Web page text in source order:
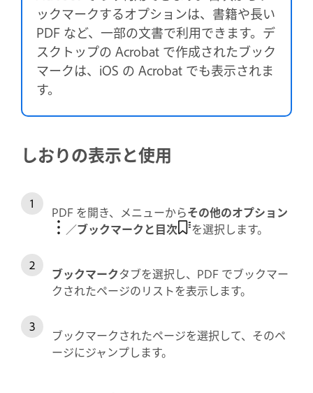
ックマークするオプションは、書籍や長い
PDF など、一部の文書で利用できます。デ
スクトップの Acrobat で作成されたブック
マークは、iOS の Acrobat でも表示されま
す。
しおりの表示と使用
PDF を開き、メニューからその他のオプション
／ブックマークと目次 を選択します。
ブックマークタブを選択し、PDF でブックマー
クされたページのリストを表示します。
ブックマークされたページを選択して、そのペ
ージにジャンプします。